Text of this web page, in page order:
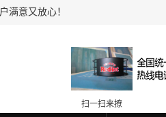
满意又放心！
扫一扫来撩